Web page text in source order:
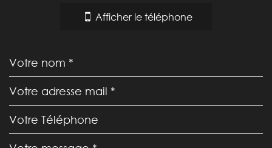
Afficher le téléphone